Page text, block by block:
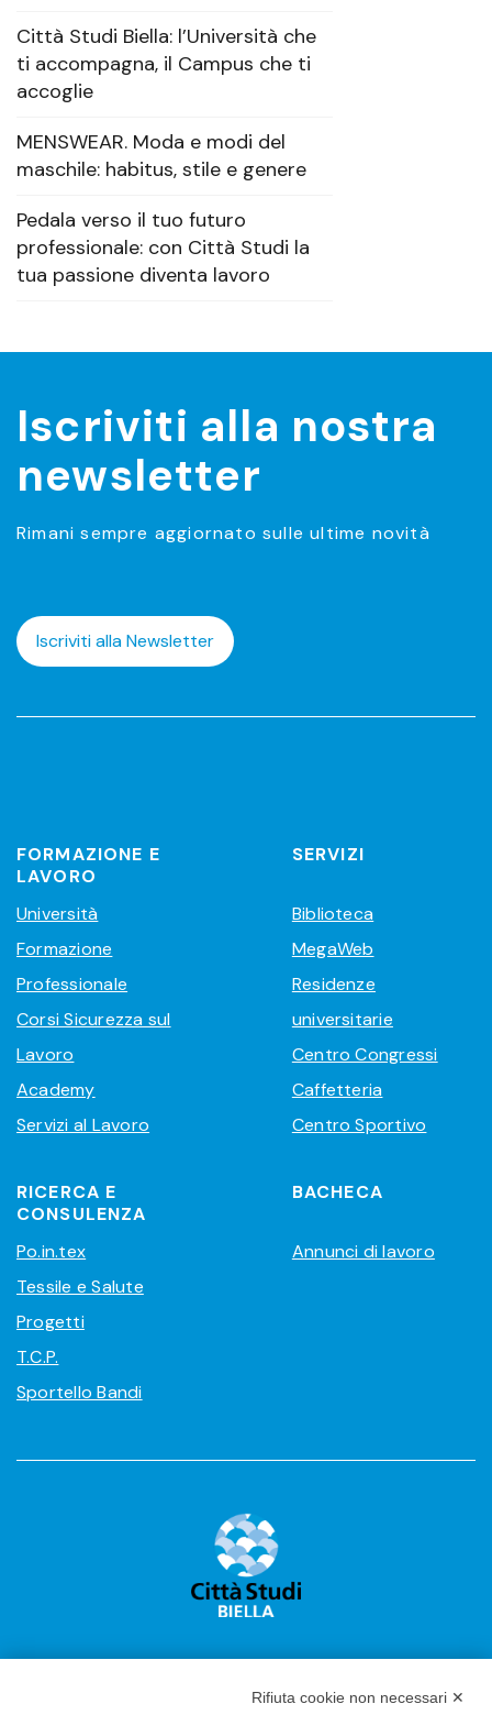
Città Studi Biella: l’Università che
ti accompagna, il Campus che ti
accoglie
MENSWEAR. Moda e modi del
maschile: habitus, stile e genere
Pedala verso il tuo futuro
professionale: con Città Studi la
tua passione diventa lavoro
Iscriviti alla nostra
newsletter
Rimani sempre aggiornato sulle ultime novità
Iscriviti alla Newsletter
FORMAZIONE E
LAVORO
Università
Formazione
Professionale
Corsi Sicurezza sul
Lavoro
Academy
Servizi al Lavoro
SERVIZI
Biblioteca
MegaWeb
Residenze
universitarie
Centro Congressi
Caffetteria
Centro Sportivo
RICERCA E
CONSULENZA
Po.in.tex
Tessile e Salute
Progetti
T.C.P.
Sportello Bandi
BACHECA
Annunci di lavoro
Rifiuta cookie non necessari ✕